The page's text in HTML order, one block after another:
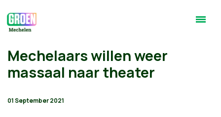
Mechelaars willen weer
massaal naar theater
01 September 2021